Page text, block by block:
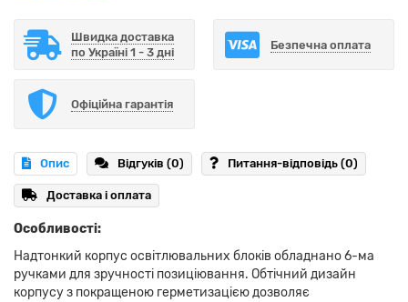
Швидка доставка
по Україні 1 - 3 дні
Безпечна оплата
Офіційна гарантія
Опис Відгуків (0) Питання-відповідь (0)
Доставка і оплата
Особливості:
Надтонкий корпус освітлювальних блоків обладнано 6-ма
ручками для зручності позиціювання. Обтічний дизайн
корпусу з покращеною герметизацією дозволяє